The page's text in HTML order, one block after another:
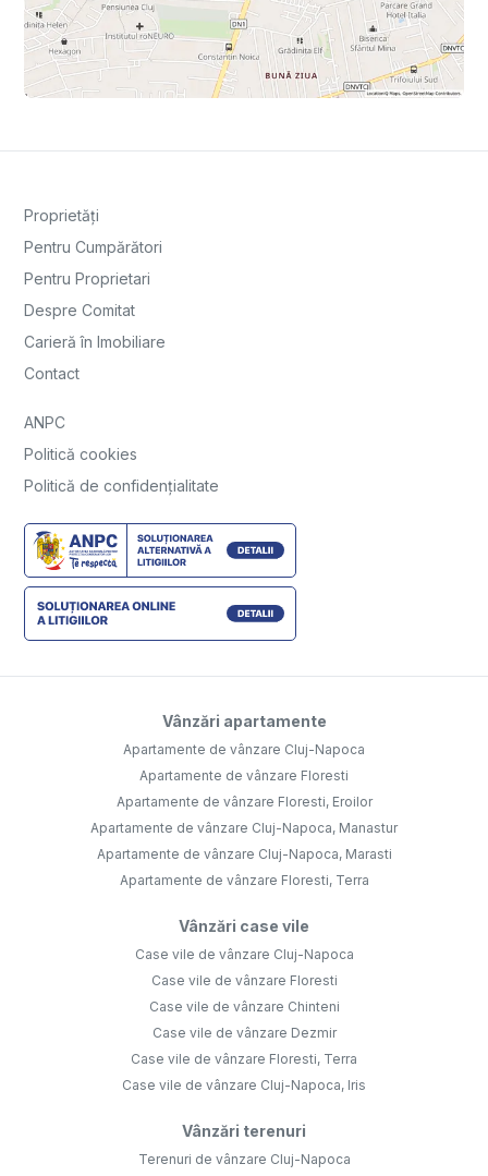
Proprietăți
Pentru Cumpărători
Pentru Proprietari
Despre Comitat
Carieră în Imobiliare
Contact
ANPC
Politică cookies
Politică de confidențialitate
Vânzări apartamente
Apartamente de vânzare Cluj-Napoca
Apartamente de vânzare Floresti
Apartamente de vânzare Floresti, Eroilor
Apartamente de vânzare Cluj-Napoca, Manastur
Apartamente de vânzare Cluj-Napoca, Marasti
Apartamente de vânzare Floresti, Terra
Vânzări case vile
Case vile de vânzare Cluj-Napoca
Case vile de vânzare Floresti
Case vile de vânzare Chinteni
Case vile de vânzare Dezmir
Case vile de vânzare Floresti, Terra
Case vile de vânzare Cluj-Napoca, Iris
Vânzări terenuri
Terenuri de vânzare Cluj-Napoca